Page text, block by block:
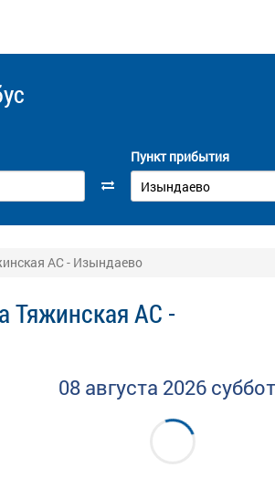
Пункт прибытия
АС - Изындаево
Тяжинская АС -
08 августа 2026